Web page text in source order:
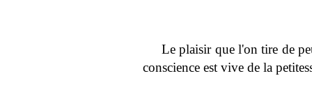
Le plaisir que l'on tire de
conscience est vive de la